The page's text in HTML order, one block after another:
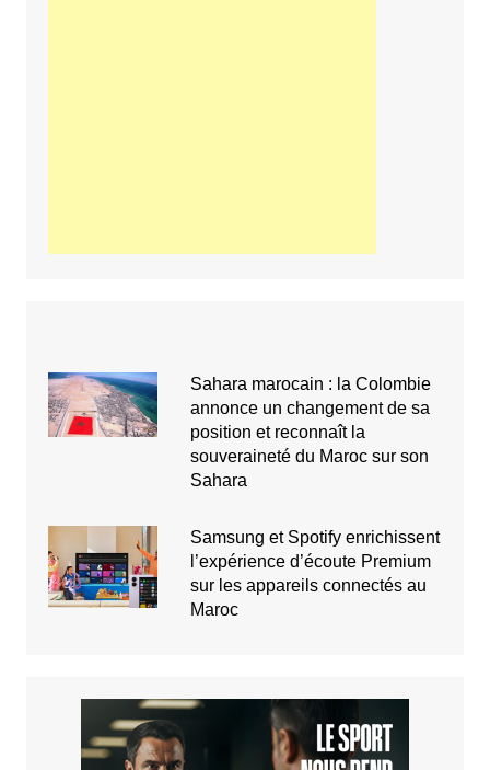
Sahara marocain : la Colombie
annonce un changement de sa
position et reconnaît la
souveraineté du Maroc sur son
Sahara
Samsung et Spotify enrichissent
l’expérience d’écoute Premium
sur les appareils connectés au
Maroc